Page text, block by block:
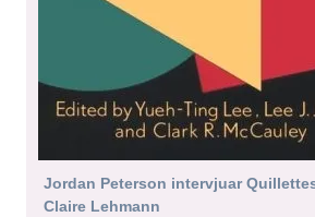
Jordan Peterson intervjuar
Claire Lehmann